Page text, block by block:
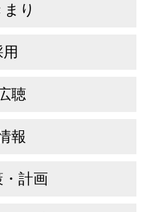
り
聴
報
計画